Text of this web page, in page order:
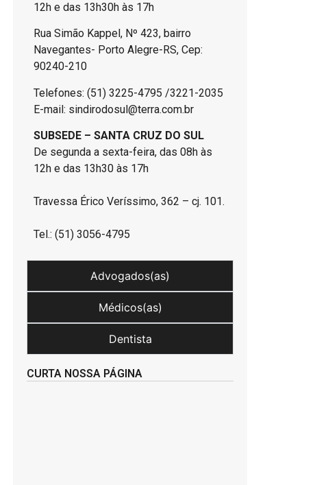
12h e das 13h30h às 17h
Rua Simão Kappel, Nº 423, bairro
Navegantes- Porto Alegre-RS, Cep:
90240-210
Telefones: (51) 3225-4795 /3221-2035
E-mail: sindirodosul@terra.com.br
SUBSEDE – SANTA CRUZ DO SUL
De segunda a sexta-feira, das 08h às
12h e das 13h30 às 17h
Travessa Érico Veríssimo, 362 – cj. 101.
Tel.: (51) 3056-4795
Advogados(as)
Médicos(as)
Dentista
CURTA NOSSA PÁGINA